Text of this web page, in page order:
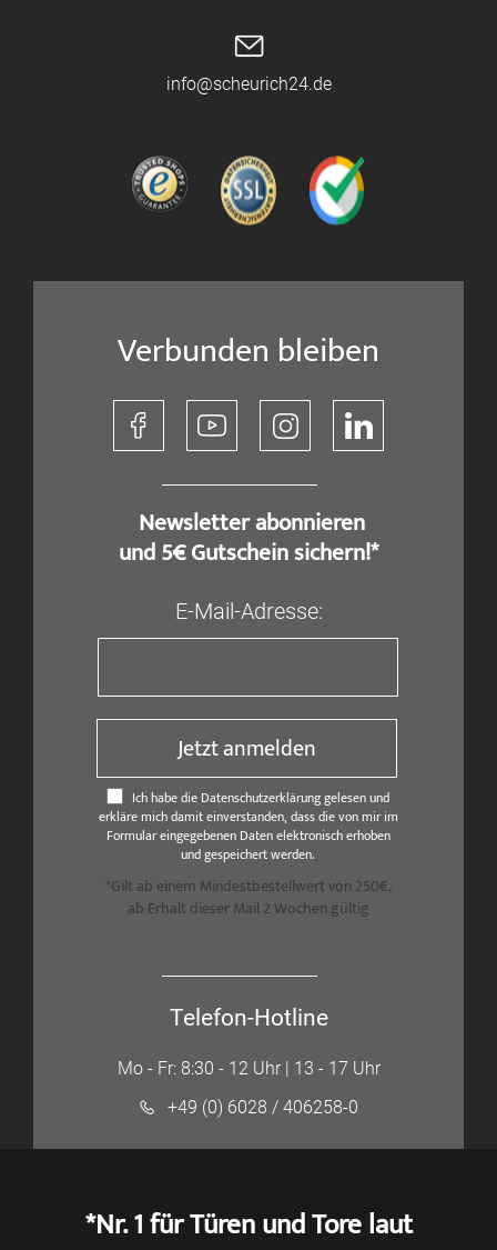
info@scheurich24.de
Verbunden bleiben
​ Newsletter abonnieren
und 5€ Gutschein sichern!*
E-Mail-Adresse:
Jetzt anmelden
Ich habe die Datenschutzerklärung gelesen und
erkläre mich damit einverstanden, dass die von mir im
Formular eingegebenen Daten elektronisch erhoben
und gespeichert werden.
*Gilt ab einem Mindestbestellwert von 250€,
ab Erhalt dieser Mail 2 Wochen gültig
Telefon-Hotline
Mo - Fr: 8:30 - 12 Uhr | 13 - 17 Uhr
+49 (0) 6028 / 406258-0
*Nr. 1 für Türen und Tore laut